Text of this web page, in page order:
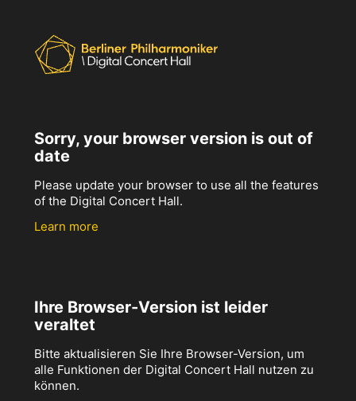
Sorry, your browser version is out of
date
Please update your browser to use all the features
of the Digital Concert Hall.
Learn more
Ihre Browser-Version ist leider
veraltet
Bitte aktualisieren Sie Ihre Browser-Version, um
alle Funktionen der Digital Concert Hall nutzen zu
können.